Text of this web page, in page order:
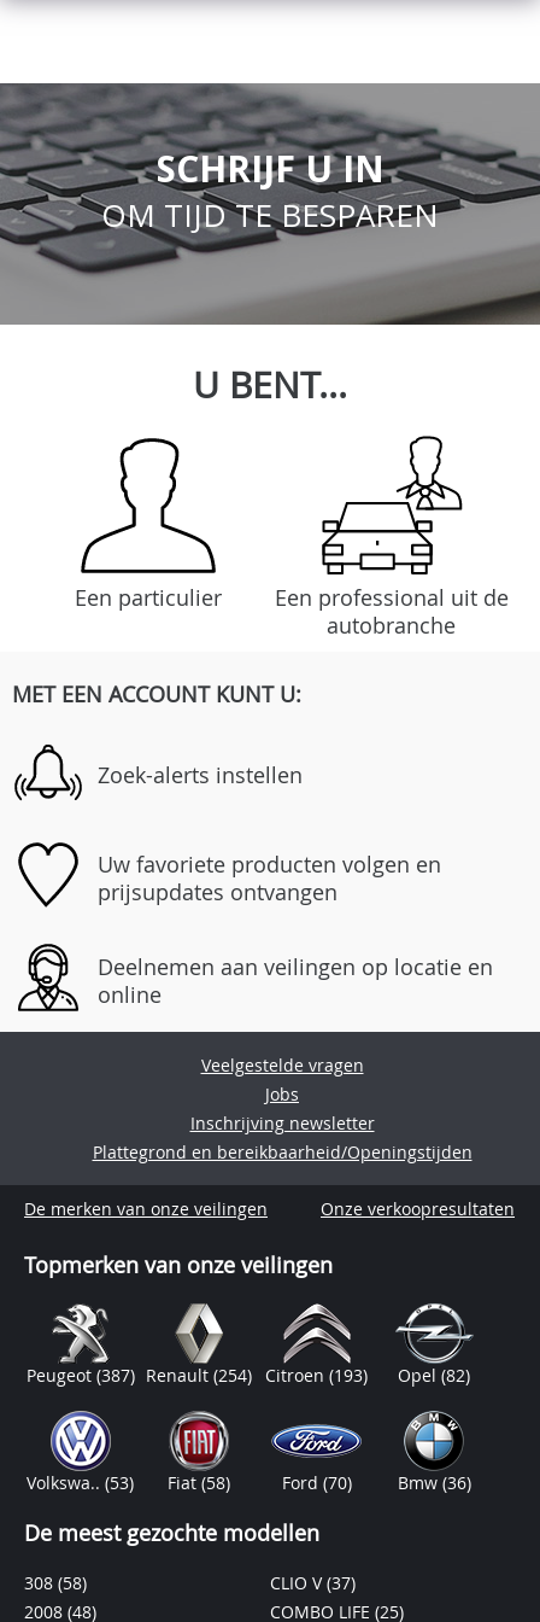
SCHRIJF U IN
OM TIJD TE BESPAREN
U BENT...
Een particulier
Een professional uit de
autobranche
MET EEN ACCOUNT KUNT U:
Zoek-alerts instellen
Uw favoriete producten volgen en
prijsupdates ontvangen
Deelnemen aan veilingen op locatie en
online
Veelgestelde vragen
Jobs
Inschrijving newsletter
Plattegrond en bereikbaarheid/Openingstijden
De merken van onze veilingen Onze verkoopresultaten
Topmerken van onze veilingen
Peugeot (387) Renault (254) Citroen(193) Opel(82)
Volkswa..(53) Fiat (58) Ford (70) Bmw (36)
De meest gezochte modellen
308 (58)
2008 (48)
CLIO V(37)
COMBO LIFE (25)